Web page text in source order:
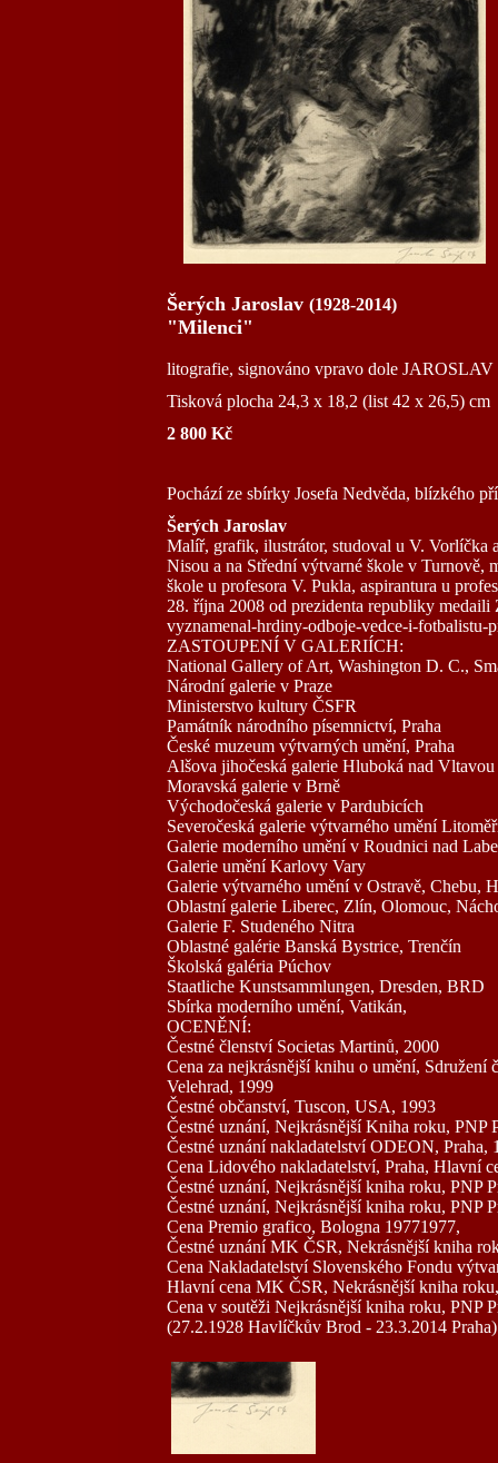
Šerých Jaroslav (1928-2014)
"Milenci"
litografie, signováno vpravo dole
Tisková plocha 24,3 x 18,2 (list 42 x 26,5) cm
2 800 Kč
Pochází ze sbírky Josefa Nedvěda, blízkého
Šerých Jaroslav
Malíř, grafik, ilustrátor, studoval u V. Vorlíčka
Nisou a na Střední výtvarné škole v Turnově,
škole u profesora V. Pukla, aspirantura u
28. října 2008 od prezidenta republiky
vyznamenal-hrdiny-odboje-vedce-i-
ZASTOUPENÍ V GALERIÍCH:
National Gallery of Art, Washington D. C.,
Národní galerie v Praze
Ministerstvo kultury ČSFR
Památník národního písemnictví, Praha
České muzeum výtvarných umění, Praha
Alšova jihočeská galerie Hluboká nad Vltavou
Moravská galerie v Brně
Východočeská galerie v Pardubicích
Severočeská galerie výtvarného umění
Galerie moderního umění v Roudnici nad
Galerie umění Karlovy Vary
Galerie výtvarného umění v Ostravě, Chebu,
Oblastní galerie Liberec, Zlín, Olomouc,
Galerie F. Studeného Nitra
Oblastné galérie Banská Bystrice, Trenčín
Školská galéria Púchov
Staatliche Kunstsammlungen, Dresden, BRD
Sbírka moderního umění, Vatikán,
OCENĚNÍ:
Čestné členství Societas Martinů, 2000
Cena za nejkrásnější knihu o umění,
Velehrad, 1999
Čestné občanství, Tuscon, USA, 1993
Čestné uznání, Nejkrásnější Kniha roku, PNP
Čestné uznání nakladatelství ODEON, Praha,
Cena Lidového nakladatelství, Praha, Hlavní
Čestné uznání, Nejkrásnější kniha roku, PNP
Čestné uznání, Nejkrásnější kniha roku, PNP
Cena Premio grafico, Bologna 19771977,
Čestné uznání MK ČSR, Nekrásnější kniha
Cena Nakladatelství Slovenského Fondu
Hlavní cena MK ČSR, Nekrásnější kniha
Cena v soutěži Nejkrásnější kniha roku, PNP
(27.2.1928 Havlíčkův Brod - 23.3.2014 Praha)